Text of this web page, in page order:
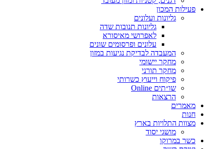
פעילות המכון
גליונות ועלונים
גליונות תנובות שדה
לאפרושי מאיסורא
עלונים ופרסומים שונים
המעבדה לבדיקת נגיעות במזון
מחקר יישומי
מחקר תורני
פיקוח וייעוץ כשרותי
שו״תים Online
הרצאות
מאמרים
חנות
מצוות התלויות בארץ
מושגי יסוד
כשר במרוקו